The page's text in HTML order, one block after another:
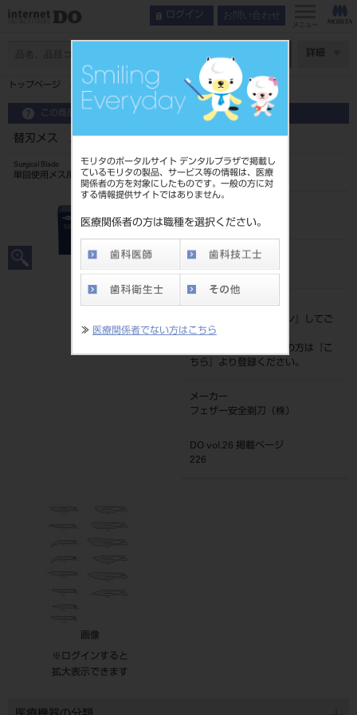
モリタのポータルサイト デンタルプラザで掲載し
ているモリタの製品、サービス等の情報は、医療
関係者の方を対象にしたものです。一般の方に対
する情報提供サイトではありません。
医療関係者の方は職種を選択ください。
≫ 医療関係者でない方はこちら
ログイン お問い合わせ
メニュー
詳細
トップページ 替刃メス カーボン 100枚入 ＃12
この商品に関するお問い合わせ
替刃メス カーボン 100枚入 ＃12
Surgical Blade
単回使用メス用刃
20211021012
JAN/EANコード
標準価格
ログイン
』してご
覧ください。
ネット会員登録がまだの方は『
こ
ちら
』より登録ください。
メーカー
フェザー安全剃刀（株）
DO vol.26 掲載ページ
226
画像
※ログインすると
拡大表示できます